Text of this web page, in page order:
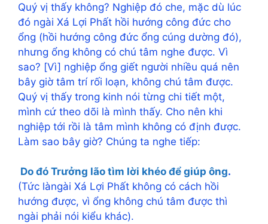
Quý vị thấy không? Nghiệp đó che, mặc dù lúc
đó ngài Xá Lợi Phất hồi hướng công đức cho
ổng (hồi hướng công đức ổng cúng dường đó),
nhưng ổng không có chú tâm nghe được. Vì
sao? [Vì] nghiệp ổng giết người nhiều quá nên
bây giờ tâm trí rối loạn, không chú tâm được.
Quý vị thấy trong kinh nói từng chi tiết một,
mình cứ theo dõi là mình thấy. Cho nên khi
nghiệp tới rồi là tâm mình không có định được.
Làm sao bây giờ? Chúng ta nghe tiếp:
Do đó Trưởng lão tìm lời khéo để giúp ông.
(Tức làngài Xá Lợi Phất không có cách hồi
hướng được, vì ổng không chú tâm được thì
ngài phải nói kiểu khác).